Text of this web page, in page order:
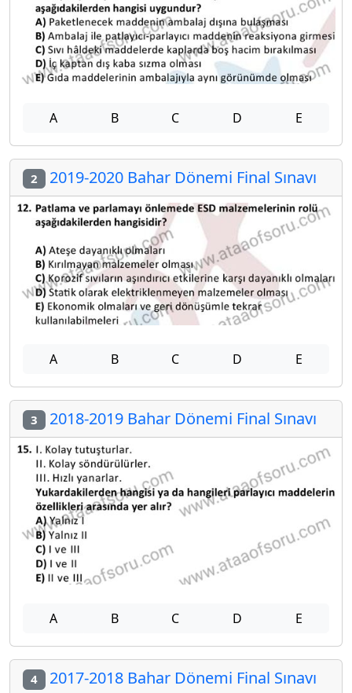
A B C D E
2 2019-2020 Bahar Dönemi Final Sınavı
A B C D E
3 2018-2019 Bahar Dönemi Final Sınavı
A B C D E
4 2017-2018 Bahar Dönemi Final Sınavı